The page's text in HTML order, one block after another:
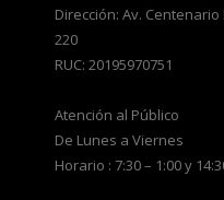
Dirección: Av. Centenario
220
RUC: 20195970751
Atención al Público
De Lunes a Viernes
Horario : 7:30 – 1:00 y